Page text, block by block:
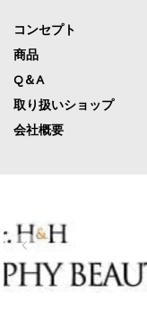
コンセプト
商品
Q＆A
取り扱いショップ
会社概要